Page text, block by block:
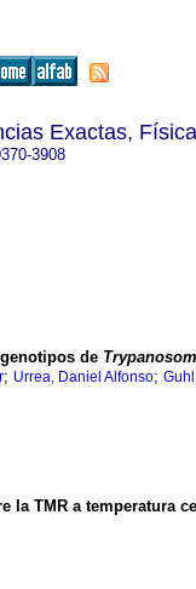
Exactas,
3908
de
; Urrea, Daniel Alfonso;
la TMR a temperatura